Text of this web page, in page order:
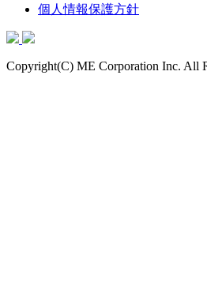
個人情報保護方針
Copyright(C) ME Corporation Inc. All